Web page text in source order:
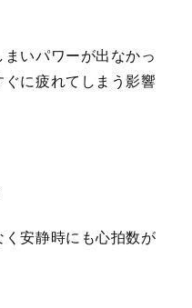
いパワーが出なかっ
に疲れてしまう影響
安静時にも心拍数が